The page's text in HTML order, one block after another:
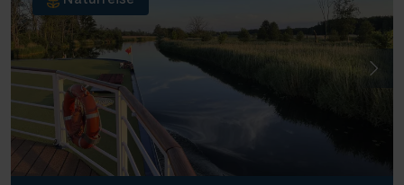
Reisearten
Angebote
Infos